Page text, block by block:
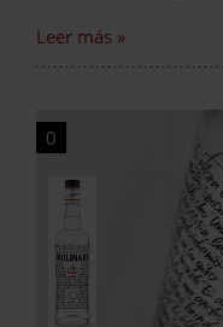
Leer más »
0